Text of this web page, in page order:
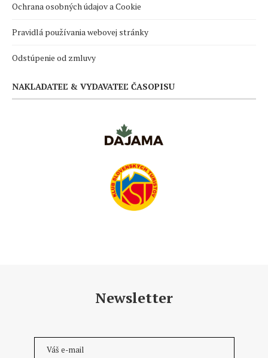
Ochrana osobných údajov a Cookie
Pravidlá používania webovej stránky
Odstúpenie od zmluvy
NAKLADATEĽ & VYDAVATEĽ ČASOPISU
Newsletter